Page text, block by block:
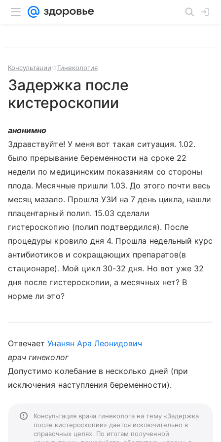
Консультации Гинекология
Задержка после
кистероскопии
анонимно
Здравствуйте! У меня вот такая ситуация. 1.02.
было прерывание беременности на сроке 22
недели по медицинским показаниям со стороны
плода. Месячные пришли 1.03. До этого почти весь
месяц мазало. Прошла УЗИ на 7 день цикла, нашли
плацентарный полип. 15.03 сделали
гистероскопию (полип подтвердился). После
процедуры кровило дня 4. Прошла недельный курс
антибиотиков и сокращающих препаратов(в
стационаре). Мой цикл 30-32 дня. Но вот уже 32
дня после гистероскопии, а месячных нет? В
норме ли это?
ОтвечаетУнанян Ара Леонидович
врач гинеколог
Допустимо колебание в несколько дней (при
исключения наступления беременности).
Консультация врача гинеколога на тему «Задержка
после кистероскопии» дается исключительно в
справочных целях. По итогам полученной